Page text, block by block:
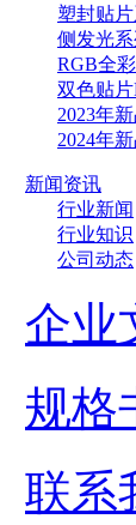
塑封贴片
侧发光系
RGB全
双色贴
2023年
2024年
新闻资讯
行业新闻
行业知识
公司动态
企业
规格
联系